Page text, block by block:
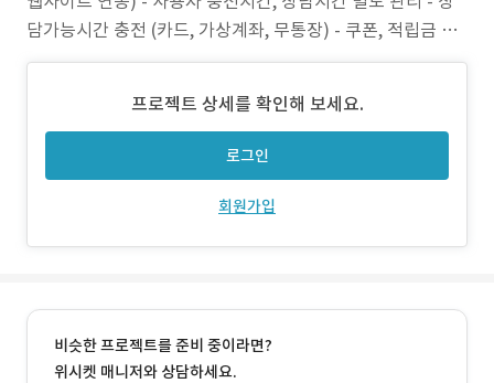
담가능시간 충전 (카드, 가상계좌, 무통장) - 쿠폰, 적립금 할
인 - SNS 로그인 (카카오, 네이버, 구글)
프로젝트 상세를 확인해 보세요.
로그인
회원가입
비슷한 프로젝트를 준비 중이라면?
위시켓 매니저와 상담하세요.